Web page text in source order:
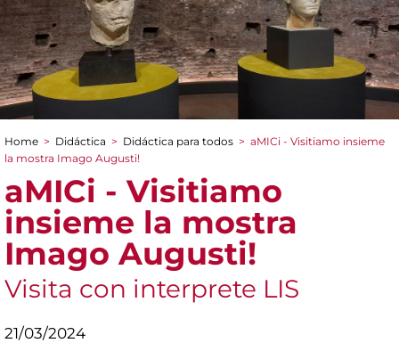
You are here
Home > Didáctica > Didáctica para todos > aMICi - Visitiamo insieme
la mostra Imago Augusti!
aMICi - Visitiamo
insieme la mostra
Imago Augusti!
Visita con interprete LIS
21/03/2024